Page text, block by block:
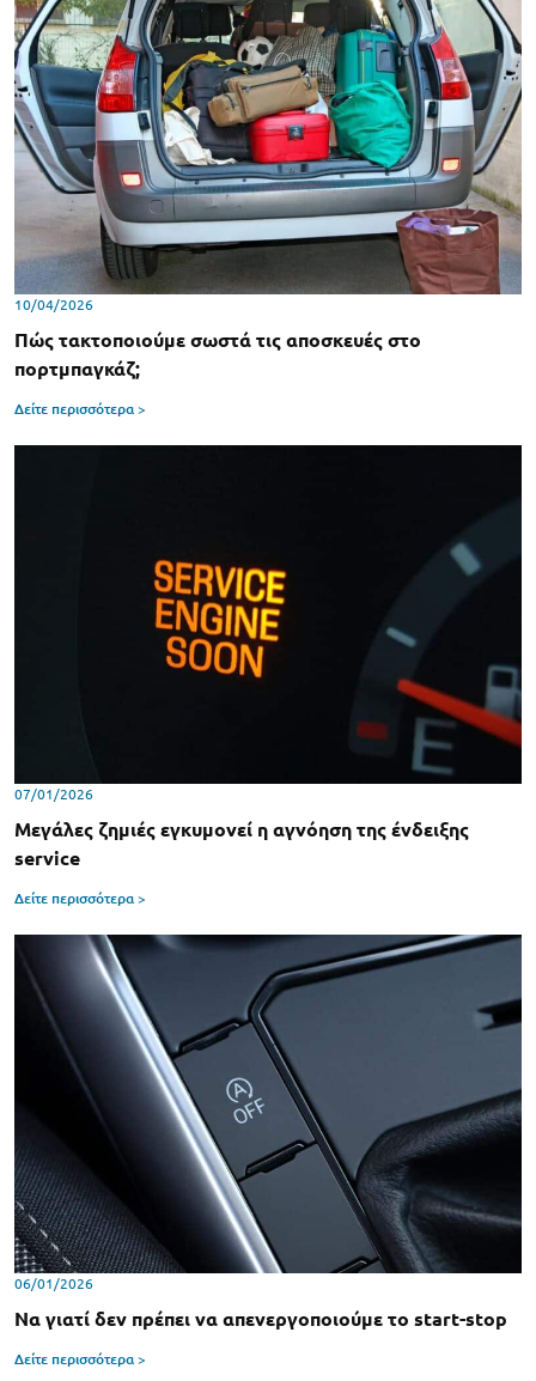
10/04/2026
Πώς τακτοποιούμε σωστά τις αποσκευές στο
πορτμπαγκάζ;
Δείτε περισσότερα >
07/01/2026
Μεγάλες ζημιές εγκυμονεί η αγνόηση της ένδειξης
service
Δείτε περισσότερα >
06/01/2026
Να γιατί δεν πρέπει να απενεργοποιούμε το start-stop
Δείτε περισσότερα >